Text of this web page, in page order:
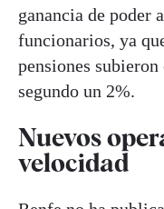
ganancia de poder
funcionarios, ya
pensiones
segundo un 2%.
Nuevos
velocidad